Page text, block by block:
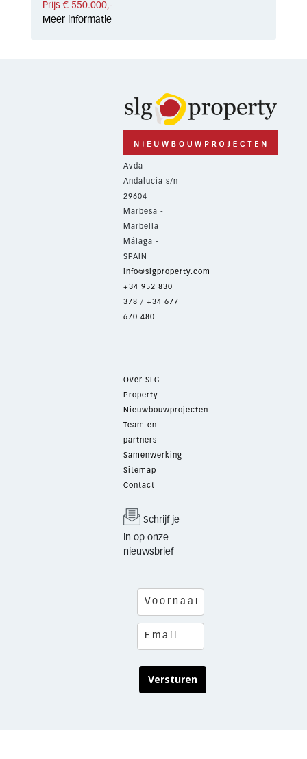
Prijs € 550.000,-
Meer informatie
Avda
Andalucía s/n
29604
Marbesa -
Marbella
Málaga -
SPAIN
info@slgproperty.com
+34 952 830
378 / +34 677
670 480
Over SLG
Property
Nieuwbouwprojecten
Team en
partners
Samenwerking
Sitemap
Contact
Schrijf je
in op onze
nieuwsbrief
Versturen